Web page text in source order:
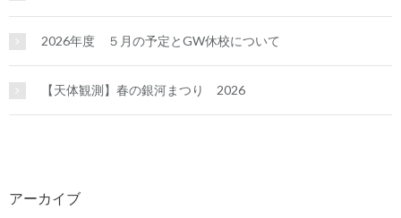
2026年度 ５月の予定とGW休校について
【天体観測】春の銀河まつり 2026
アーカイブ